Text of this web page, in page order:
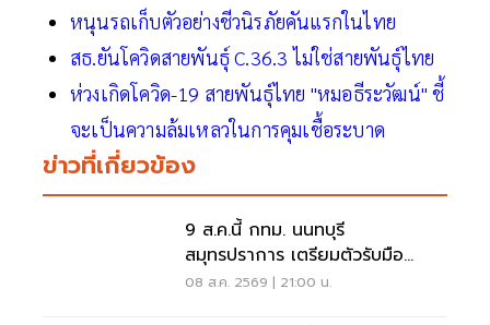
หนุนรถเก็บตัวอย่างชีวนิรภัยคันแรกในไทย
สธ.ยันโควิดสายพันธุ์ C.36.3 ไม่ใช่สายพันธุ์ไทย
ห่วงเกิดโควิด-19 สายพันธุ์ไทย "หมอธีระวัฒน์" ชี้
จะเป็นความล้มเหลวในการคุมเชื้อระบาด
ข่าวที่เกี่ยวข้อง
9 ส.ค.นี้ กทม. นนทบุรี
สมุทรปราการ เตรียมตัวรับมือ
'ไฟฟ้าดับ' หลายจุด
08 ส.ค. 2569 | 21:00 น.